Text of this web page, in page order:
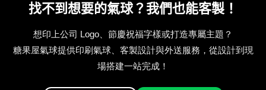
找不到想要的氣球？我們也能客製！
想印上公司 Logo、節慶祝福字樣或打造專屬主題？
糖果屋氣球提供印刷氣球、客製設計與外送服務，從設計到現
場搭建一站完成！